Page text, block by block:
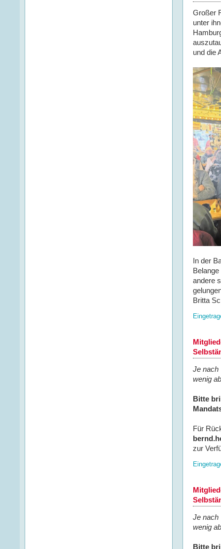
Großer
unter
und die
In der
andere
Britta
Je nach
wenig
Bitte
Für
zur
Je nach
wenig
Bitte